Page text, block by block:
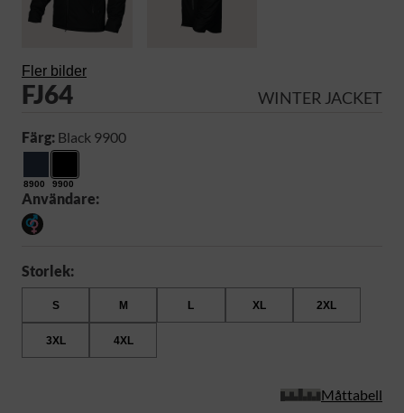
Fler bilder
FJ64 WINTER JACKET
Färg: Black 9900
8900 9900
Användare:
Storlek:
S M L XL 2XL
3XL 4XL
Måttabell